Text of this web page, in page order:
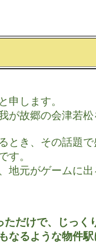
申します。
が故郷の会津若
とき、その話題
す。
地元がゲームに
だけで、じっく
なるような物件